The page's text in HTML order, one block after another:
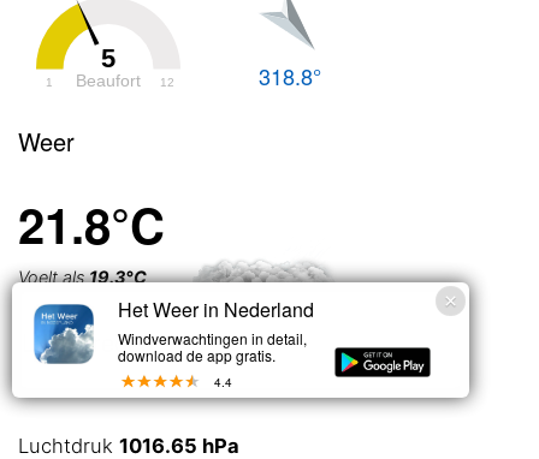
5
Beaufort
1 12 318.8°
Weer
21.8°C
Voelt als19.3°C
Lichte regen
Luchtdruk 1016.65 hPa
Het Weer in Nederland
Windverwachtingen in detail,
download de app gratis.
4.4